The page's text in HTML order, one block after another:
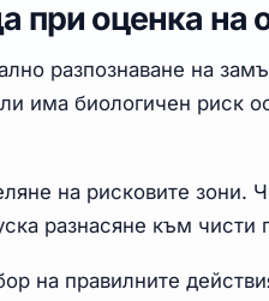
при оценка на
разпознаване на
има биологичен риск
на рисковите зони.
разнасяне към
на правилните